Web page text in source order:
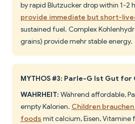
by rapid Blutzucker drop within 1-2
provide immediate but short-
sustained fuel. Complex
grains) provide mehr stable energy.
MYTHOS #3: Parle-G Ist Gut
WAHRHEIT: Während affordable,
empty Kalorien. Children
foods mit calcium, Eisen, Vitamine